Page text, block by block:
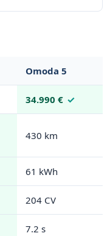
Omoda 5
34.990 €
430 km
61 kWh
204 CV
7.2 s